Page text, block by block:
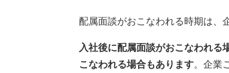
配属面談がおこなわれる時期は、
入社後に配属面談がおこなわれる
こなわれる場合もあります。企業